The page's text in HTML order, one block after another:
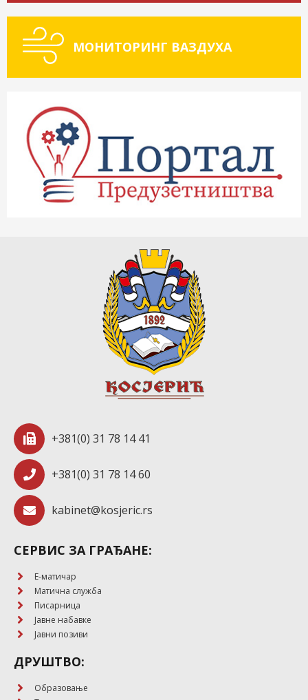
МОНИТОРИНГ ВАЗДУХА
+381(0) 31 78 14 41
+381(0) 31 78 14 60
kabinet@kosjeric.rs
СЕРВИС ЗА ГРАЂАНЕ:
E-матичар
Матична служба
Писарница
Јавне набавке
Јавни позиви
ДРУШТВО:
Образовање